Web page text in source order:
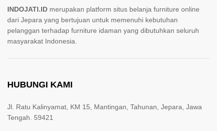
INDOJATI.ID merupakan platform situs belanja furniture online
dari Jepara yang bertujuan untuk memenuhi kebutuhan
pelanggan terhadap furniture idaman yang dibutuhkan seluruh
masyarakat Indonesia.
HUBUNGI KAMI
Jl. Ratu Kalinyamat, KM 15, Mantingan, Tahunan, Jepara, Jawa
Tengah. 59421